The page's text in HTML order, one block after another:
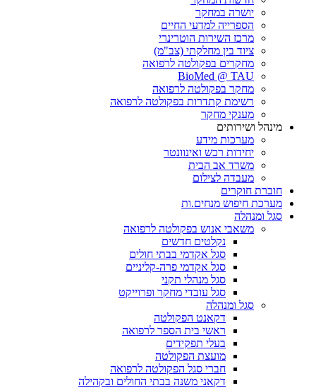
יושרה במחקר
הספרייה למדעי החיים
מרכז השירות הוטרינרי
ציוד בין מחלקתי (צב"מ)
מחקרים בפקולטה לרפואה
BioMed @ TAU
מחקר בפקולטה לרפואה
רשימת קתדרות בפקולטה לרפואה
מענקי מחקר
מינהל ושירותים
מערכות מידע
יחידות רכש ואינוונטר
משרד אב הבית
מעבדה לצילום
חוברת חוקרים
מערכת חיפוש מנחים.ות
סגל ומנהלה
משאבי אנוש בפקולטה לרפואה
נקלטים חדשים
סגל אקדמי בבתי חולים
סגל אקדמי פרה-קליניים
סגל מנהלי תקני
סגל עובדי מחקר ופרוייקט
סגל ומנהלה
דקאנט הפקולטה
ראשי בית הספר לרפואה
בעלי תפקידים
מועצת הפקולטה
חברי סגל הפקולטה לרפואה
דקאני משנה בבתי החולים ובקהילה